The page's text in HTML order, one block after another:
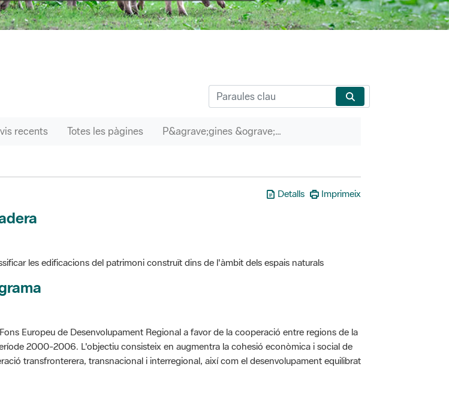
recents Totes les pàgines P&agrave;gines &ograve;rfenes
Detalls Imprimeix
les edificacions del patrimoni construït dins de l'àmbit dels espais naturals
Europeu de Desenvolupament Regional a favor de la cooperació entre regions de la
2000-2006. L'objectiu consisteix en augmentra la cohesió econòmica i social de
transfronterera, transnacional i interregional, així com el desenvolupament equilibrat